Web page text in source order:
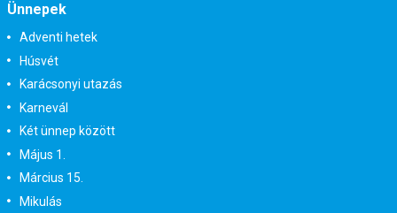
Ünnepek
Adventi hetek
Húsvét
Karácsonyi utazás
Karnevál
Két ünnep között
Május 1.
Március 15.
Mikulás